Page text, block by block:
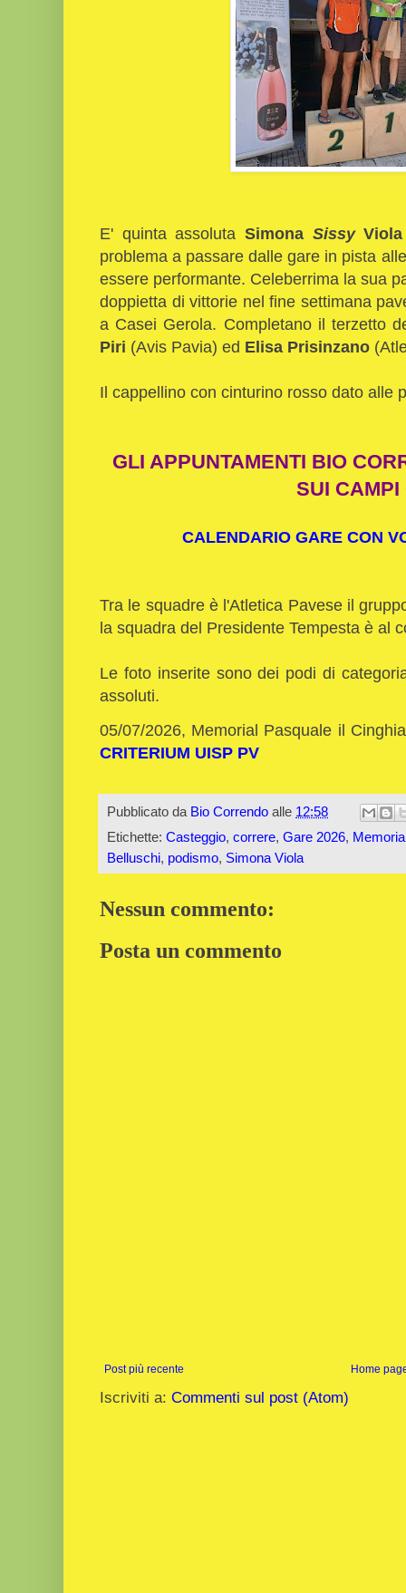
E' quinta assoluta Simona SissyViola
problema a passare dalle gare in pista
essere performante. Celeberrima la sua
doppietta di vittorie nel fine settimana
a Casei Gerola. Completano il terzetto
Piri (Avis Pavia) ed Elisa Prisinzano
Il cappellino con cinturino rosso dato alle
GLI APPUNTAMENTI BIO
SUI
CALENDARIO GARE CON
Tra le squadre è l'Atletica Pavese il
la squadra del Presidente Tempesta è al
Le foto inserite sono dei podi di
assoluti.
05/07/2026, Memorial Pasquale il
CRITERIUM UISP PV
Pubblicato da Bio Correndo alle 12:58
Etichette: Casteggio, correre, Gare 2026,
Belluschi, podismo, Simona Viola
Nessun commento:
Posta un commento
Post più recente Home
Iscriviti a: Commenti sul post (Atom)